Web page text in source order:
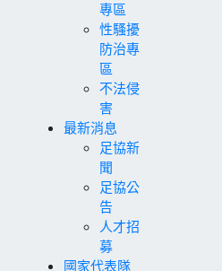
專區
性騷擾
防治專
區
不法侵
害
最新消息
足協新
聞
足協公
告
人才招
募
國家代表隊